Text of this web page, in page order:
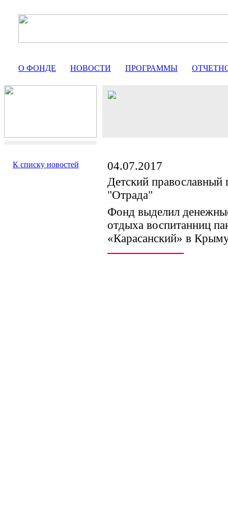
О ФОНДЕ НОВОСТИ ПРОГРАММЫ
К списку новостей
04.07.2017
Детский православный
"Отрада"
Фонд выделил
отдыха воспитанниц
«Карасанский» в